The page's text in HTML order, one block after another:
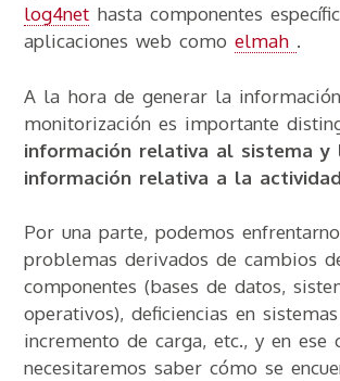
log4net hasta componentes
aplicaciones web comoelmah .
A la hora de generar la
monitorización es importante
información relativa al sistema y
información relativa a la
Por una parte, podemos
problemas derivados de cambios
componentes (bases de datos,
operativos), deficiencias en
incremento de carga, etc., y en ese
necesitaremos saber cómo se